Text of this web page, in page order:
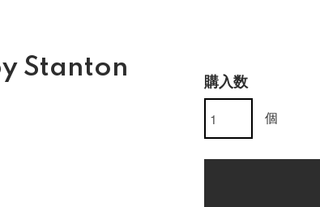
Stanton
購入数
個